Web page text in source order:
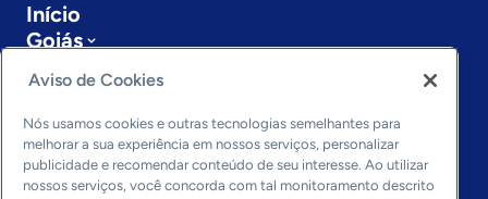
Início
Goiás
Sobre a ASN
Últimas notícias
Entre em contato
Editorias
Economia & Política
Aviso de Cookies
Nós usamos cookies e outras tecnologias semelhantes para
melhorar a sua experiência em nossos serviços, personalizar
publicidade e recomendar conteúdo de seu interesse. Ao utilizar
nossos serviços, você concorda com tal monitoramento descrito